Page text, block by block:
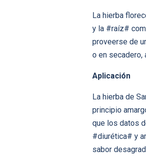
La hierba
y la #raíz#
proveerse de
o en secadero,
Aplicación
La hierba de
principio
que los datos
#diurética# y
sabor